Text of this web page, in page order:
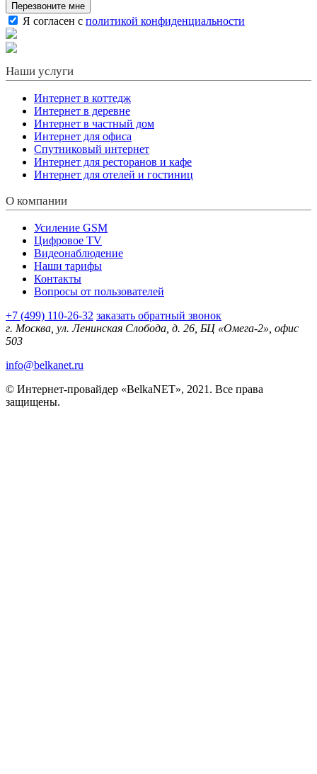
Перезвоните мне
Я согласен с политикой конфиденциальности
Наши услуги
Интернет в коттедж
Интернет в деревне
Интернет в частный дом
Интернет для офиса
Спутниковый интернет
Интернет для ресторанов и кафе
Интернет для отелей и гостиниц
О компании
Усиление GSM
Цифровое TV
Видеонаблюдение
Наши тарифы
Контакты
Вопросы от пользователей
+7 (499) 110-26-32 заказать обратный звонок
г. Москва, ул. Ленинская Слобода, д. 26, БЦ «Омега-2», офис
503
info@belkanet.ru
© Интернет-провайдер «BelkaNET», 2021. Все права
защищены.